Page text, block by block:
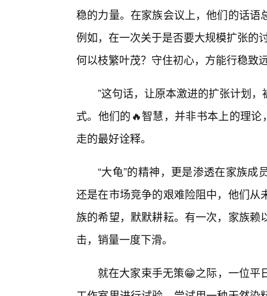
稳的力量。在家族会议上，他们的话
例如，在一次关于是否要大规模扩张的
何以枝繁叶茂？守住初心，方能行稳致
”这句话，让原本激进的扩张计划
式。他们的🔥智慧，并非书本上的理
走的最好诠释。
“大龟”的精神，更是渗透在家族
还是在市场竞争的艰难险阻中，他们
族的希望，默默耕耘。有一次，家族
击，销量一度下滑。
就在大家束手无策😁之际，一位